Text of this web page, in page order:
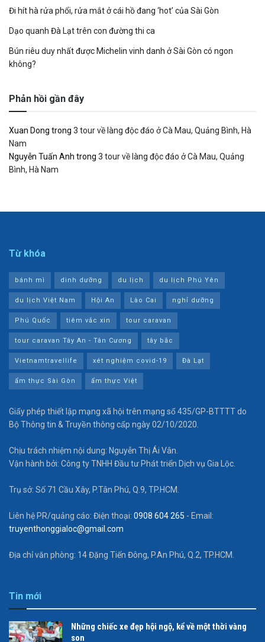
Đi hít hà rửa phổi, rửa mắt ở cái hồ đang ‘hot’ của Sài Gòn
Dạo quanh Đà Lạt trên con đường thi ca
Bún riêu duy nhất được Michelin vinh danh ở Sài Gòn có ngon
không?
Phản hồi gần đây
Xuan Dong trong 3 tour về làng độc đáo ở Cà Mau, Quảng Bình, Hà
Nam
Nguyễn Tuấn Anh trong 3 tour về làng độc đáo ở Cà Mau, Quảng
Bình, Hà Nam
Từ khóa
bánh mì dinh dưỡng du lịch du lịch Phú Yên
du lịch Việt Nam Hội An Lào Cai nghỉ dưỡng
Phú Quốc tiêm vắc xin tour caravan
tour caravan Tây An - Tân Cương tây bắc
Vietnamtravellife xét nghiệm covid-19 Đà Lạt
ẩm thực Sài Gòn ẩm thực Việt
Giấy phép thiết lập mạng xã hội trên mạng số 435/GP-BTTTT do
Bộ Thông tin & Truyền thông cấp ngày 02/10/2020.
Chịu trách nhiệm nội dung: Nguyễn Thị Ái Vân.
Vận hành bởi: Công ty TNHH Đầu tư Phát triển Dịch vụ Gia Lộc.
Trụ sở: Số 71 Cầu Xây, P.Tân Phú, Q.9, TP.HCM.
Liên hệ PR/quảng cáo: Điện thoại: 0908 604 265 - Email:
truyenthonggialoc@gmail.com
Địa chỉ văn phòng: 14 Đặng Tiến Đông, P.An Phú, Q.2, TP.HCM.
Tin mới
Những chiếc xe đẹp hội ngộ, kể về một thời vàng
son